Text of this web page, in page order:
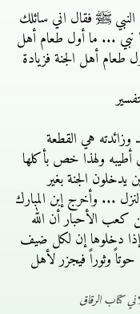
ﷺ فقال اني سائلك
نبي ... ما أول طعام أهل
أهل الجنة فزيادة
هي القطعة
أطيبه ولهذا خص بأكلها
يدخلون الجنة بغير
... وأخرج إبن المبارك
الأحبار أن الله
إذا دخلوها إن لكل ضيف
حوتاً وثوراً فيجزر لأهل
كتاب الرقاق